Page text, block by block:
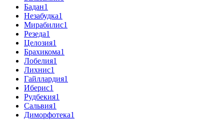
Бадан1
Незабудка1
Мирабилис1
Резеда1
Целозия1
Брахикома1
Лобелия1
Лихнис1
Гайллардия1
Иберис1
Рудбекия1
Сальвия1
Диморфотека1